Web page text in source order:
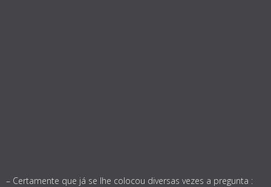
– Certamente que já se lhe colocou diversas vezes a pregunta :